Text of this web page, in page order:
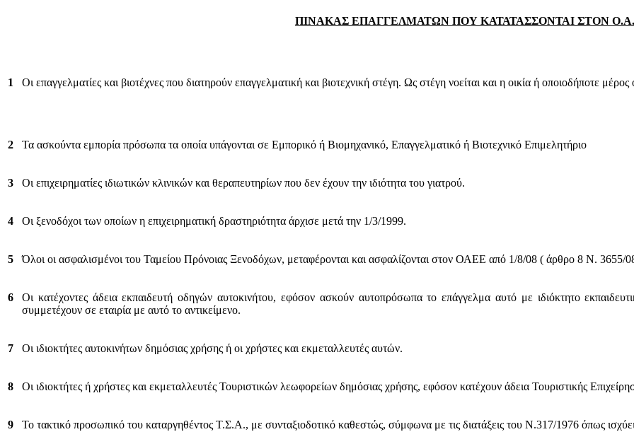
ΠΙΝΑΚΑΣ ΕΠΑΓΓΕΛΜΑΤΩΝ ΠΟΥ ΚΑΤΑΤΑΣΣΟΝΤΑΙ ΣΤΟΝ
1 Οι επαγγελματίες και βιοτέχνες που διατηρούν επαγγελματική και βιοτεχνική στέγη. Ως στέγη νοείται και η οικία ή οποιοδήποτε
2 Τα ασκούντα εμπορία πρόσωπα τα οποία υπάγονται σε Εμπορικό ή Βιομηχανικό, Επαγγελματικό ή Βιοτεχνικό Επιμελητήριο
3 Οι επιχειρηματίες ιδιωτικών κλινικών και θεραπευτηρίων που δεν έχουν την ιδιότητα του γιατρού.
4 Οι ξενοδόχοι των οποίων η επιχειρηματική δραστηριότητα άρχισε μετά την 1/3/1999.
5 Όλοι οι ασφαλισμένοι του Ταμείου Πρόνοιας Ξενοδόχων, μεταφέρονται και ασφαλίζονται στον ΟΑΕΕ από 1/8/08 ( άρθρο 8 Ν. 3655/
6
Οι κατέχοντες άδεια εκπαιδευτή οδηγών αυτοκινήτου, εφόσον ασκούν αυτοπρόσωπα το επάγγελμα αυτό με ιδιόκτητο
συμμετέχουν σε εταιρία με αυτό το αντικείμενο.
7 Οι ιδιοκτήτες αυτοκινήτων δημόσιας χρήσης ή οι χρήστες και εκμεταλλευτές αυτών.
8 Οι ιδιοκτήτες ή χρήστες και εκμεταλλευτές Τουριστικών λεωφορείων δημόσιας χρήσης, εφόσον κατέχουν άδεια Τουριστικής
9 Το τακτικό προσωπικό του καταργηθέντος Τ.Σ.Α., με συνταξιοδοτικό καθεστώς, σύμφωνα με τις διατάξεις του Ν.317/1976 όπως